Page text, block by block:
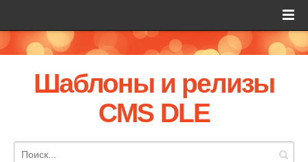
Шаблоны и релизы
CMS DLE